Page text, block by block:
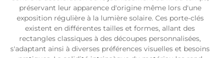
préservant leur apparence d'origine même lors d'une
exposition régulière à la lumière solaire. Ces porte-clés
existent en différentes tailles et formes, allant des
rectangles classiques à des découpes personnalisées,
s'adaptant ainsi à diverses préférences visuelles et besoins